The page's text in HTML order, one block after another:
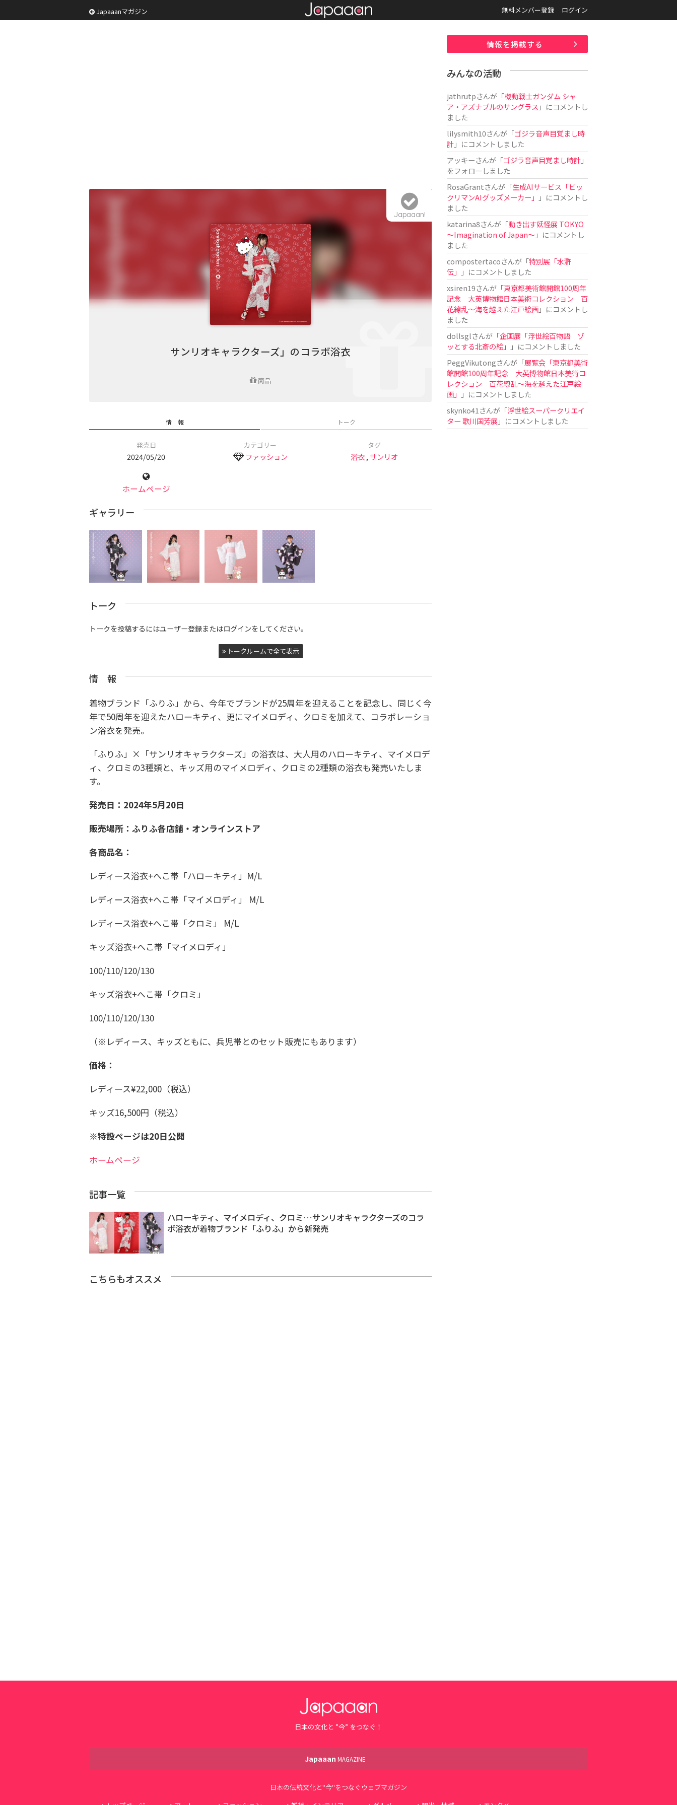
Japaaanマガジン 無料メンバー登録 ログイン
サンリオキャラクターズ」のコラボ浴衣
商品
Japaaan!
情 報 トーク
発売日
2024/05/20
カテゴリー
ファッション
タグ
浴衣, サンリオ
ホームページ
ギャラリー
トーク
トークを投稿するにはユーザー登録またはログインをしてください。
トークルームで全て表示
情 報
着物ブランド「ふりふ」から、今年でブランドが25周年を迎えることを記念し、同じく今
年で50周年を迎えたハローキティ、更にマイメロディ、クロミを加えて、コラボレーショ
ン浴衣を発売。
「ふりふ」×「サンリオキャラクターズ」の浴衣は、大人用のハローキティ、マイメロデ
ィ、クロミの3種類と、キッズ用のマイメロディ、クロミの2種類の浴衣も発売いたしま
す。
発売日：2024年5月20日
販売場所：ふりふ各店舗・オンラインストア
各商品名：
レディース浴衣+へこ帯「ハローキティ」M/L
レディース浴衣+へこ帯「マイメロディ」 M/L
レディース浴衣+へこ帯「クロミ」 M/L
キッズ浴衣+へこ帯「マイメロディ」
100/110/120/130
キッズ浴衣+へこ帯「クロミ」
100/110/120/130
（※レディース、キッズともに、兵児帯とのセット販売にもあります）
価格：
レディース¥22,000（税込）
キッズ16,500円（税込）
※特設ページは20日公開
ホームページ
記事一覧
ハローキティ、マイメロディ、クロミ…サンリオキャラクターズのコラ
ボ浴衣が着物ブランド「ふりふ」から新発売
こちらもオススメ
情報を掲載する
みんなの活動
jathrutpさんが「機動戦士ガンダム シャ
ア・アズナブルのサングラス 」にコメントし
ました
lilysmith10さんが「ゴジラ音声目覚まし時
計」にコメントしました
アッキーさんが「ゴジラ音声目覚まし時計」
をフォローしました
RosaGrantさんが「生成AIサービス「ビッ
クリマンAIグッズメーカー」
」にコメントし
ました
katarina8さんが「動き出す妖怪展 TOKYO
〜Imagination of Japan〜」にコメントし
ました
compostertacoさんが「特別展「水滸
伝」
」にコメントしました
xsiren19さんが「東京都美術館開館100周年
記念 大英博物館日本美術コレクション 百
花繚乱～海を越えた江戸絵画」にコメントし
ました
dollsglさんが「企画展「浮世絵百物語 ゾ
ッとする北斎の絵」
」にコメントしました
PeggVikutongさんが「展覧会「東京都美術
館開館100周年記念 大英博物館日本美術コ
レクション 百花繚乱〜海を越えた江戸絵
画」
」にコメントしました
skynko41 さんが「浮世絵スーパークリエイ
ター 歌川国芳展 」にコメントしました
日本の文化と ”今” をつなぐ！
Japaaan MAGAZINE
日本の伝統文化と"今"をつなぐウェブマガジン